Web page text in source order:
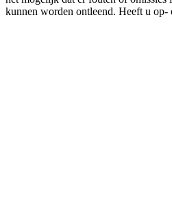
kunnen worden ontleend. Heeft u